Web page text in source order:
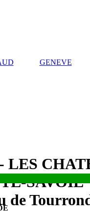
LES
SAVOIE
de
GENEVE